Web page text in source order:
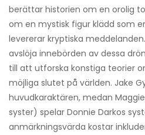
berättar historien om en orolig
om en mystisk figur klädd som
levererar kryptiska
avslöja innebörden av dessa
till att utforska konstiga teorier
möjliga slutet på världen. Jake
huvudkaraktären, medan
syster) spelar Donnie Darkos
anmärkningsvärda kostar